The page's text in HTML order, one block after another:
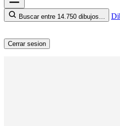
Buscar entre 14.750 dibujos…
Cerrar sesion